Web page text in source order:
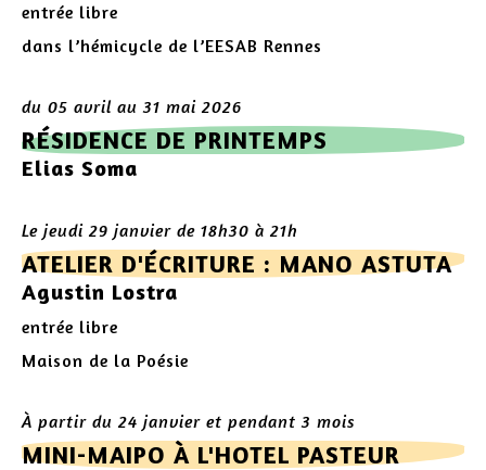
entrée libre
dans l’hémicycle de l’EESAB Rennes
du 05 avril au 31 mai 2026
RÉSIDENCE DE PRINTEMPS
Elias Soma
Le jeudi 29 janvier de 18h30 à 21h
ATELIER D'ÉCRITURE : MANO ASTUTA
Agustin Lostra
entrée libre
Maison de la Poésie
À partir du 24 janvier et pendant 3 mois
MINI-MAIPO À L'HOTEL PASTEUR